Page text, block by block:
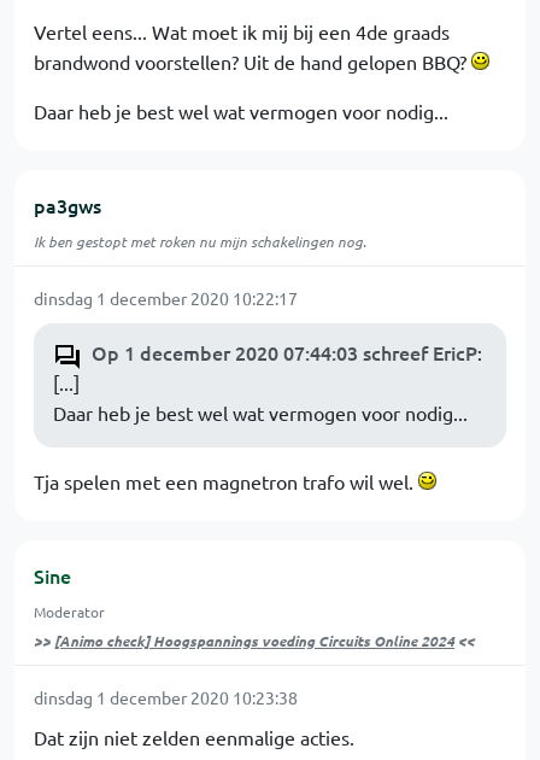
Vertel eens... Wat moet ik mij bij een 4de graads
brandwond voorstellen? Uit de hand gelopen BBQ?
Daar heb je best wel wat vermogen voor nodig...
pa3gws
Ik ben gestopt met roken nu mijn schakelingen nog.
dinsdag 1 december 2020 10:22:17
Op 1 december 2020 07:44:03 schreef EricP:
[...]
Daar heb je best wel wat vermogen voor nodig...
Tja spelen met een magnetron trafo wil wel.
Sine
Moderator
>> [Animo check] Hoogspannings voeding Circuits Online 2024<<
dinsdag 1 december 2020 10:23:38
Dat zijn niet zelden eenmalige acties.